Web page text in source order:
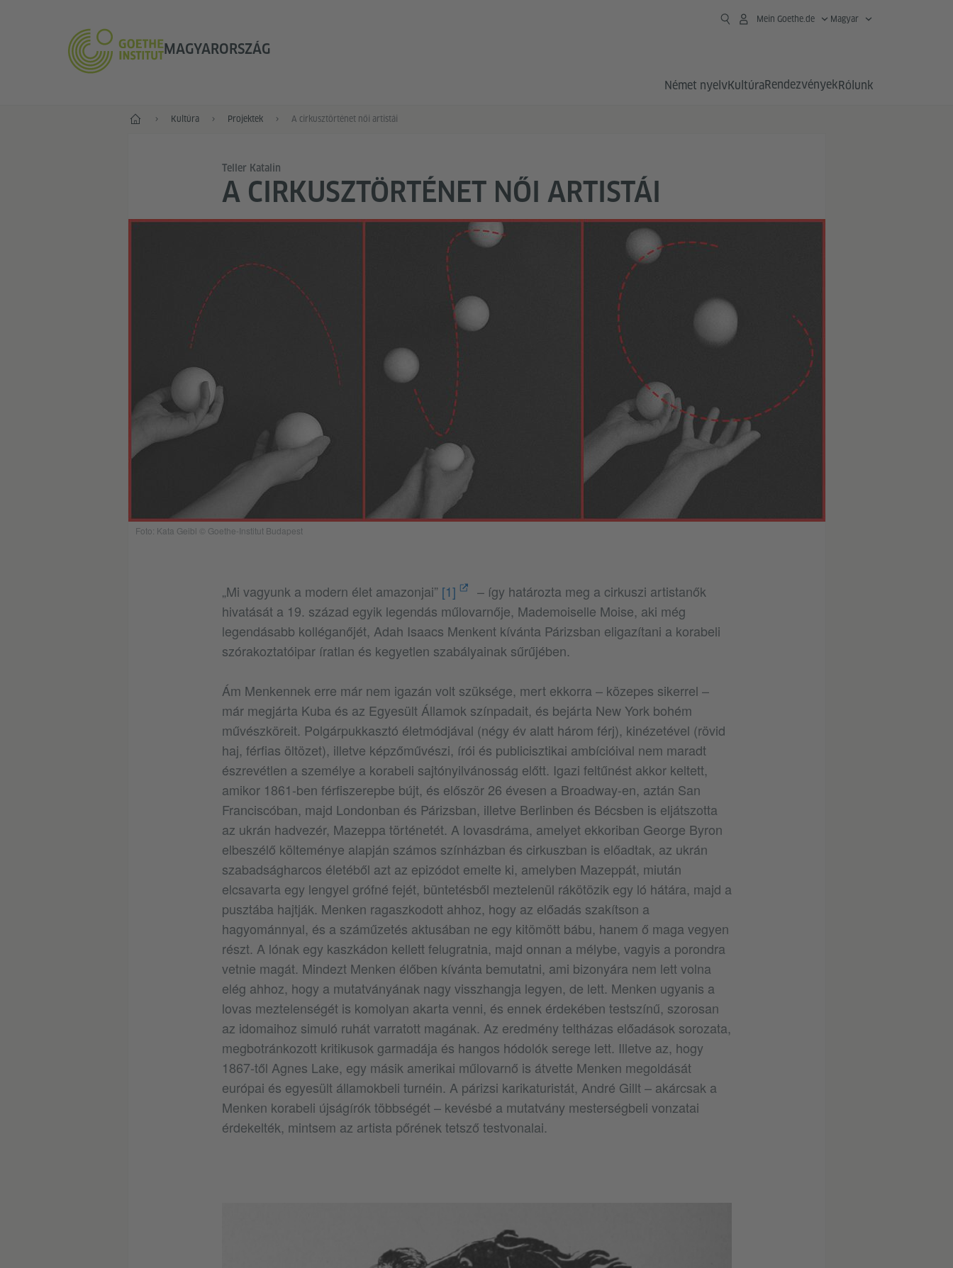
MAGYARORSZÁG
Mein Goethe.de Magyar
Német nyelvKultúraRendezvényekRólunk
Főoldal Kultúra Projektek A cirkusztörténet női artistái
Teller Katalin
A CIRKUSZTÖRTÉNET NŐI ARTISTÁI
Foto: Kata Geibl © Goethe-Institut Budapest
„Mi vagyunk a modern élet amazonjai” [1]
– így határozta meg a cirkuszi artistanők
hivatását a 19. század egyik legendás műlovarnője, Mademoiselle Moise, aki még
legendásabb kolléganőjét, Adah Isaacs Menkent kívánta Párizsban eligazítani a korabeli
szórakoztatóipar íratlan és kegyetlen szabályainak sűrűjében.
Ám Menkennek erre már nem igazán volt szüksége, mert ekkorra – közepes sikerrel –
már megjárta Kuba és az Egyesült Államok színpadait, és bejárta New York bohém
művészköreit. Polgárpukkasztó életmódjával (négy év alatt három férj), kinézetével (rövid
haj, férfias öltözet), illetve képzőművészi, írói és publicisztikai ambícióival nem maradt
észrevétlen a személye a korabeli sajtónyilvánosság előtt. Igazi feltűnést akkor keltett,
amikor 1861-ben férfiszerepbe bújt, és először 26 évesen a Broadway-en, aztán San
Franciscóban, majd Londonban és Párizsban, illetve Berlinben és Bécsben is eljátszotta
az ukrán hadvezér, Mazeppa történetét. A lovasdráma, amelyet ekkoriban George Byron
elbeszélő költeménye alapján számos színházban és cirkuszban is előadtak, az ukrán
szabadságharcos életéből azt az epizódot emelte ki, amelyben Mazeppát, miután
elcsavarta egy lengyel grófné fejét, büntetésből meztelenül rákötözik egy ló hátára, majd a
pusztába hajtják. Menken ragaszkodott ahhoz, hogy az előadás szakítson a
hagyománnyal, és a száműzetés aktusában ne egy kitömött bábu, hanem ő maga vegyen
részt. A lónak egy kaszkádon kellett felugratnia, majd onnan a mélybe, vagyis a porondra
vetnie magát. Mindezt Menken élőben kívánta bemutatni, ami bizonyára nem lett volna
elég ahhoz, hogy a mutatványának nagy visszhangja legyen, de lett. Menken ugyanis a
lovas meztelenségét is komolyan akarta venni, és ennek érdekében testszínű, szorosan
az idomaihoz simuló ruhát varratott magának. Az eredmény teltházas előadások sorozata,
megbotránkozott kritikusok garmadája és hangos hódolók serege lett. Illetve az, hogy
1867-től Agnes Lake, egy másik amerikai műlovarnő is átvette Menken megoldását
európai és egyesült államokbeli turnéin. A párizsi karikaturistát, André Gillt – akárcsak a
Menken korabeli újságírók többségét – kevésbé a mutatvány mesterségbeli vonzatai
érdekelték, mintsem az artista pőrének tetsző testvonalai.